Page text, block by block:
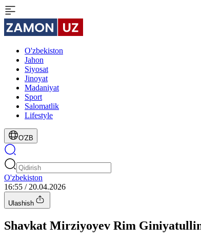
O'zbekiston
Jahon
Siyosat
Jinoyat
Madaniyat
Sport
Salomatlik
Lifestyle
O'ZB
O'zbekiston
16:55 / 20.04.2026
Ulashish
Shavkat Mirziyoyev Rim